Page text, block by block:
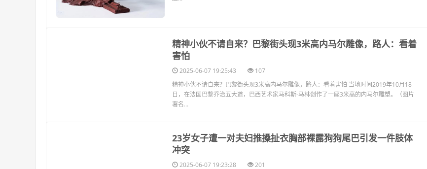
​精神小伙不请自来？巴黎街头现3米高内马尔雕像，路人：看着
害怕
2025-06-07 19:25:43
107
精神小伙不请自来？巴黎街头现3米高内马尔雕像，路人：看着害怕 当地时间2019年10月18
日，在法国巴黎乔治五大道，巴西艺术家马科斯-马林创作了一座3米高的内马尔雕塑。（图片
署名...
​23岁女子遭一对夫妇推搡扯衣胸部裸露狗狗尾巴引发一件肢体
冲突
2025-06-07 19:23:28
201